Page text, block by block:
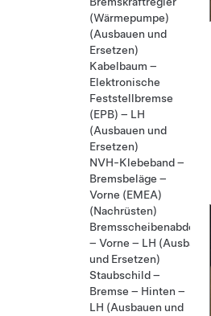
(Wärmepumpe)
(Ausbauen und
Ersetzen)
Kabelbaum –
Elektronische
Feststellbremse
(EPB) – LH
(Ausbauen und
Ersetzen)
NVH-Klebeband –
Bremsbeläge –
Vorne (EMEA)
(Nachrüsten)
– Vorne – LH (Ausbauen
und Ersetzen)
Staubschild –
Bremse – Hinten –
LH (Ausbauen und